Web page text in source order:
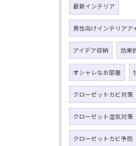
最新インテリア
男性向けインテリアア
アイデア収納 効果
オシャレなお部屋
クローゼットカビ対策
クローゼット湿気対策
クローゼットカビ予防